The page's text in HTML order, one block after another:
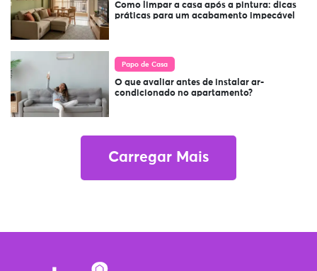
Como limpar a casa após a pintura: dicas
práticas para um acabamento impecável
Papo de Casa
O que avaliar antes de instalar ar-
condicionado no apartamento?
Carregar Mais